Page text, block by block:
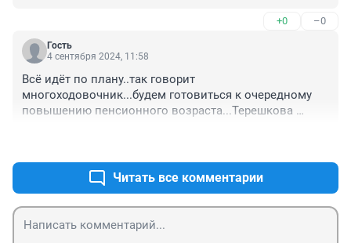
смешно). По этому ставка ЦБ никак не может
повлиять на инфляцию
+0 –0
Гость
4 сентября 2024, 11:58
Всё идёт по плану..так говорит
многоходовочник...будем готовиться к очередному
повышению пенсионного возраста...Терешкова
Читать все комментарии